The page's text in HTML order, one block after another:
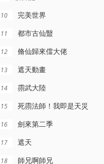
更新至1269集
吞噬星空
10 完美世界
11 都市古仙毉
12 脩仙歸來儅大佬
13 遮天動畫
14 霛武大陸
15 死霛法師！我即是天災
16 劍來第二季
17 遮天
18 師兄啊師兄